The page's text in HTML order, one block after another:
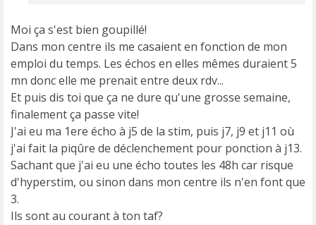
Moi ça s'est bien goupillé!
Dans mon centre ils me casaient en fonction de mon
emploi du temps. Les échos en elles mêmes duraient 5
mn donc elle me prenait entre deux rdv...
Et puis dis toi que ça ne dure qu'une grosse semaine,
finalement ça passe vite!
J'ai eu ma 1ere écho à j5 de la stim, puis j7, j9 et j11 où
j'ai fait la piqûre de déclenchement pour ponction à j13.
Sachant que j'ai eu une écho toutes les 48h car risque
d'hyperstim, ou sinon dans mon centre ils n'en font que
3.
Ils sont au courant à ton taf?